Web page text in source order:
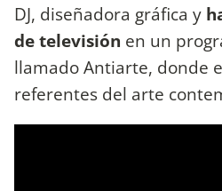
DJ, diseñadora gráfica y
de televisión en un
llamado Antiarte, donde
referentes del arte